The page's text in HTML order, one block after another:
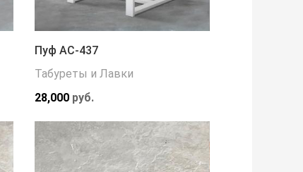
Пуф АС-437
Табуреты и Лавки
28,000 руб.